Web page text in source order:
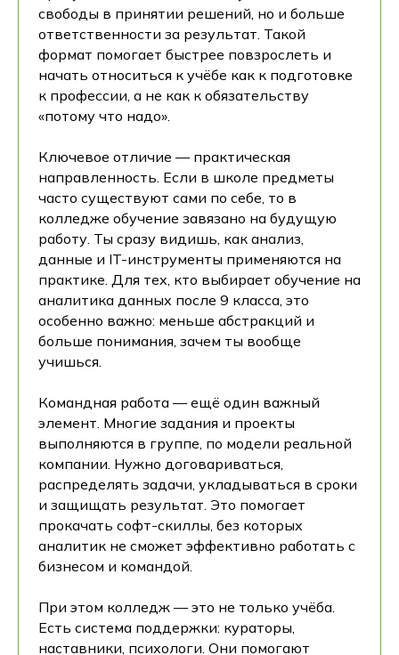
свободы в принятии решений, но и больше
ответственности за результат. Такой
формат помогает быстрее повзрослеть и
начать относиться к учёбе как к подготовке
к профессии, а не как к обязательству
«потому что надо».
Ключевое отличие — практическая
направленность. Если в школе предметы
часто существуют сами по себе, то в
колледже обучение завязано на будущую
работу. Ты сразу видишь, как анализ,
данные и IT-инструменты применяются на
практике. Для тех, кто выбирает обучение на
аналитика данных после 9 класса, это
особенно важно: меньше абстракций и
больше понимания, зачем ты вообще
учишься.
Командная работа — ещё один важный
элемент. Многие задания и проекты
выполняются в группе, по модели реальной
компании. Нужно договариваться,
распределять задачи, укладываться в сроки
и защищать результат. Это помогает
прокачать софт-скиллы, без которых
аналитик не сможет эффективно работать с
бизнесом и командой.
При этом колледж — это не только учёба.
Есть система поддержки: кураторы,
наставники, психологи. Они помогают